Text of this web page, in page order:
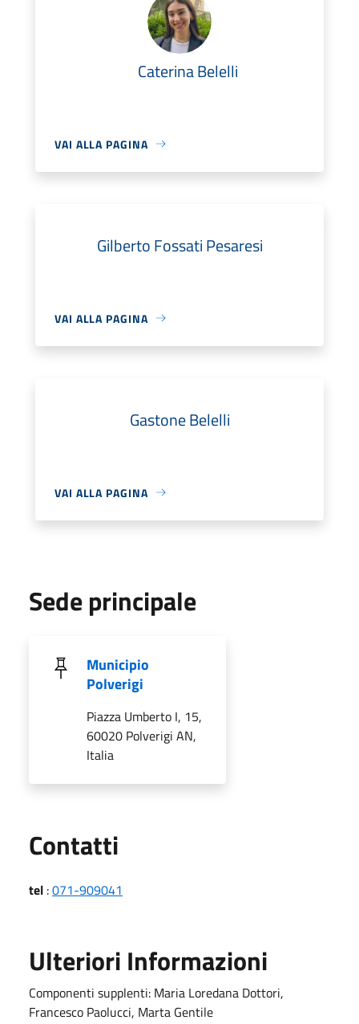
Caterina Belelli
VAI ALLA PAGINA
Gilberto Fossati Pesaresi
VAI ALLA PAGINA
Gastone Belelli
VAI ALLA PAGINA
Sede principale
Municipio
Polverigi
Piazza Umberto I, 15,
60020 Polverigi AN,
Italia
Contatti
tel :071-909041
Ulteriori Informazioni
Componenti supplenti: Maria Loredana Dottori,
Francesco Paolucci, Marta Gentile